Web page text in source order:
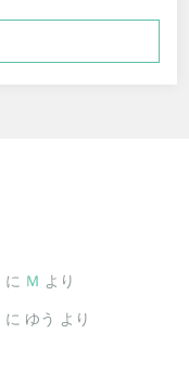
に Ｍ より
に ゆう より